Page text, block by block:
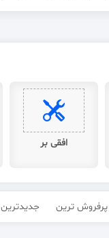
افقی بر
پرفروش ترین جدیدترین